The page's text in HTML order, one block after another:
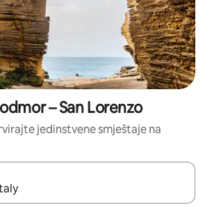
– San Lorenzo
jedinstvene smještaje na
rezultati, moći ćete ih pregledati